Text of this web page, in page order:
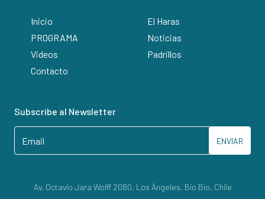
Inicio
El Haras
PROGRAMA
Noticias
Videos
Padrillos
Contacto
Subscribe al Newsletter
ENVIAR
Av. Octavio Jara Wolff 2080, Los Ángeles, Bío Bío, Chile